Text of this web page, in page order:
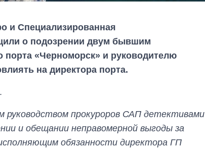
и Специализированная
о подозрении двум бывшим
порта «Черноморск» и руководителю
на директора порта.
руководством прокуроров САП детективами
и обещании неправомерной выгоды за
обязанности директора ГП